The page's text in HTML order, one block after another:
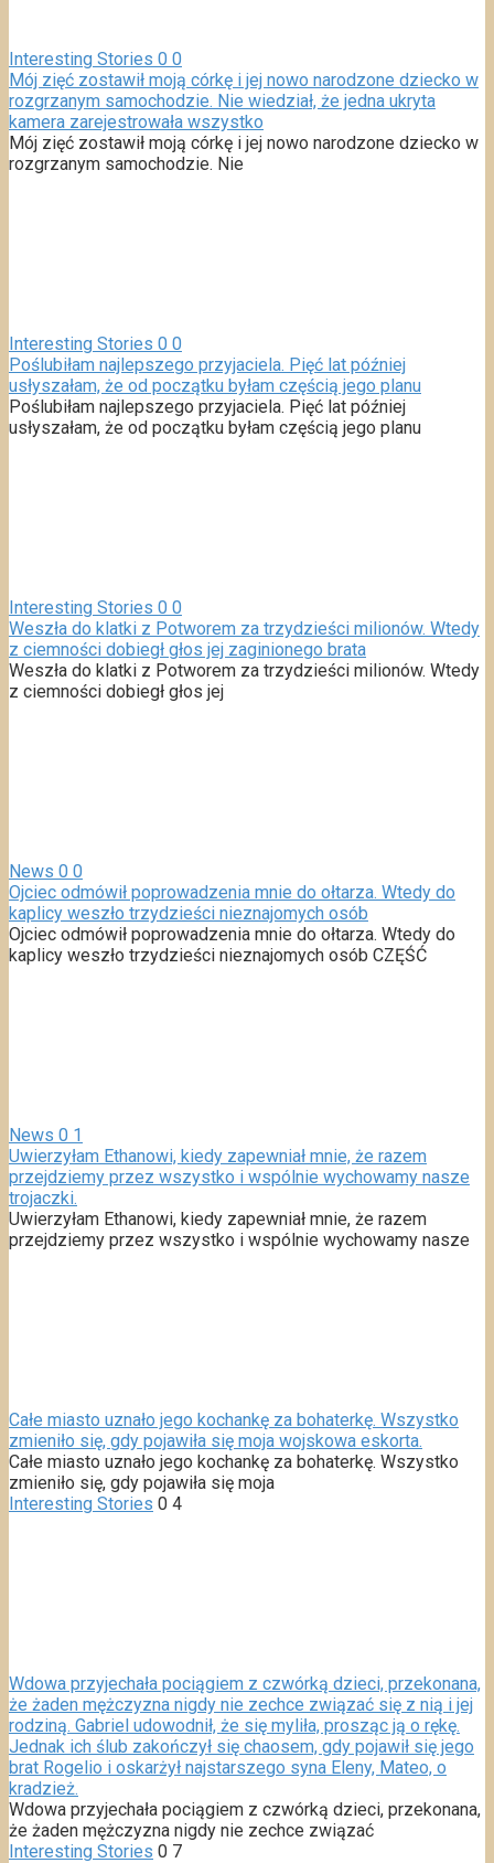
Interesting Stories 0 0
Mój zięć zostawił moją córkę i jej nowo narodzone dziecko w
rozgrzanym samochodzie. Nie wiedział, że jedna ukryta
kamera zarejestrowała wszystko
Mój zięć zostawił moją córkę i jej nowo narodzone dziecko w
rozgrzanym samochodzie. Nie
Interesting Stories 0 0
Poślubiłam najlepszego przyjaciela. Pięć lat później
usłyszałam, że od początku byłam częścią jego planu
Poślubiłam najlepszego przyjaciela. Pięć lat później
usłyszałam, że od początku byłam częścią jego planu
Interesting Stories 0 0
Weszła do klatki z Potworem za trzydzieści milionów. Wtedy
z ciemności dobiegł głos jej zaginionego brata
Weszła do klatki z Potworem za trzydzieści milionów. Wtedy
z ciemności dobiegł głos jej
News 0 0
Ojciec odmówił poprowadzenia mnie do ołtarza. Wtedy do
kaplicy weszło trzydzieści nieznajomych osób
Ojciec odmówił poprowadzenia mnie do ołtarza. Wtedy do
kaplicy weszło trzydzieści nieznajomych osób CZĘŚĆ
News 0 1
Uwierzyłam Ethanowi, kiedy zapewniał mnie, że razem
przejdziemy przez wszystko i wspólnie wychowamy nasze
trojaczki.
Uwierzyłam Ethanowi, kiedy zapewniał mnie, że razem
przejdziemy przez wszystko i wspólnie wychowamy nasze
Całe miasto uznało jego kochankę za bohaterkę. Wszystko
zmieniło się, gdy pojawiła się moja wojskowa eskorta.
Całe miasto uznało jego kochankę za bohaterkę. Wszystko
zmieniło się, gdy pojawiła się moja
Interesting Stories 0 4
Wdowa przyjechała pociągiem z czwórką dzieci, przekonana,
że żaden mężczyzna nigdy nie zechce związać się z nią i jej
rodziną. Gabriel udowodnił, że się myliła, prosząc ją o rękę.
Jednak ich ślub zakończył się chaosem, gdy pojawił się jego
brat Rogelio i oskarżył najstarszego syna Eleny, Mateo, o
kradzież.
Wdowa przyjechała pociągiem z czwórką dzieci, przekonana,
że żaden mężczyzna nigdy nie zechce związać
Interesting Stories 0 7